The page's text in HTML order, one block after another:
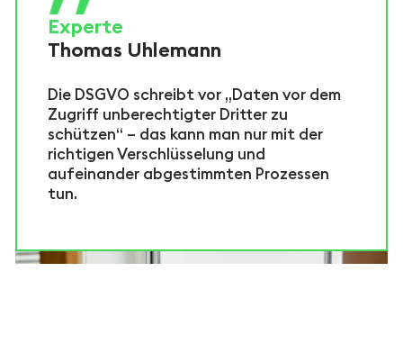
Experte
Thomas Uhlemann
Die DSGVO schreibt vor „Daten vor dem
Zugriff unberechtigter Dritter zu
schützen“ – das kann man nur mit der
richtigen Verschlüsselung und
aufeinander abgestimmten Prozessen
tun.